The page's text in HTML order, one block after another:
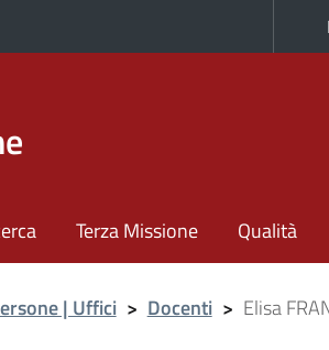
Terza Missione Qualità
| Uffici > Docenti > Elisa